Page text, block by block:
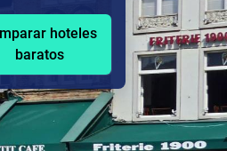
hoteles
baratos